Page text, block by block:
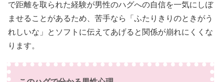
で距離を取られた経験が男性のハグへの自信を一気にしぼ
ませることがあるため、苦手なら「ふたりきりのときがう
れしいな」とソフトに伝えてあげると関係が崩れにくくな
ります。